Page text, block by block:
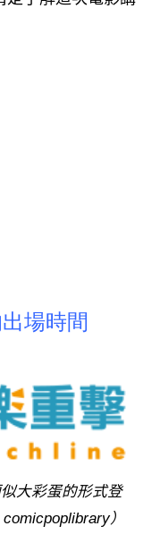
場時間
大彩蛋的形式登
）